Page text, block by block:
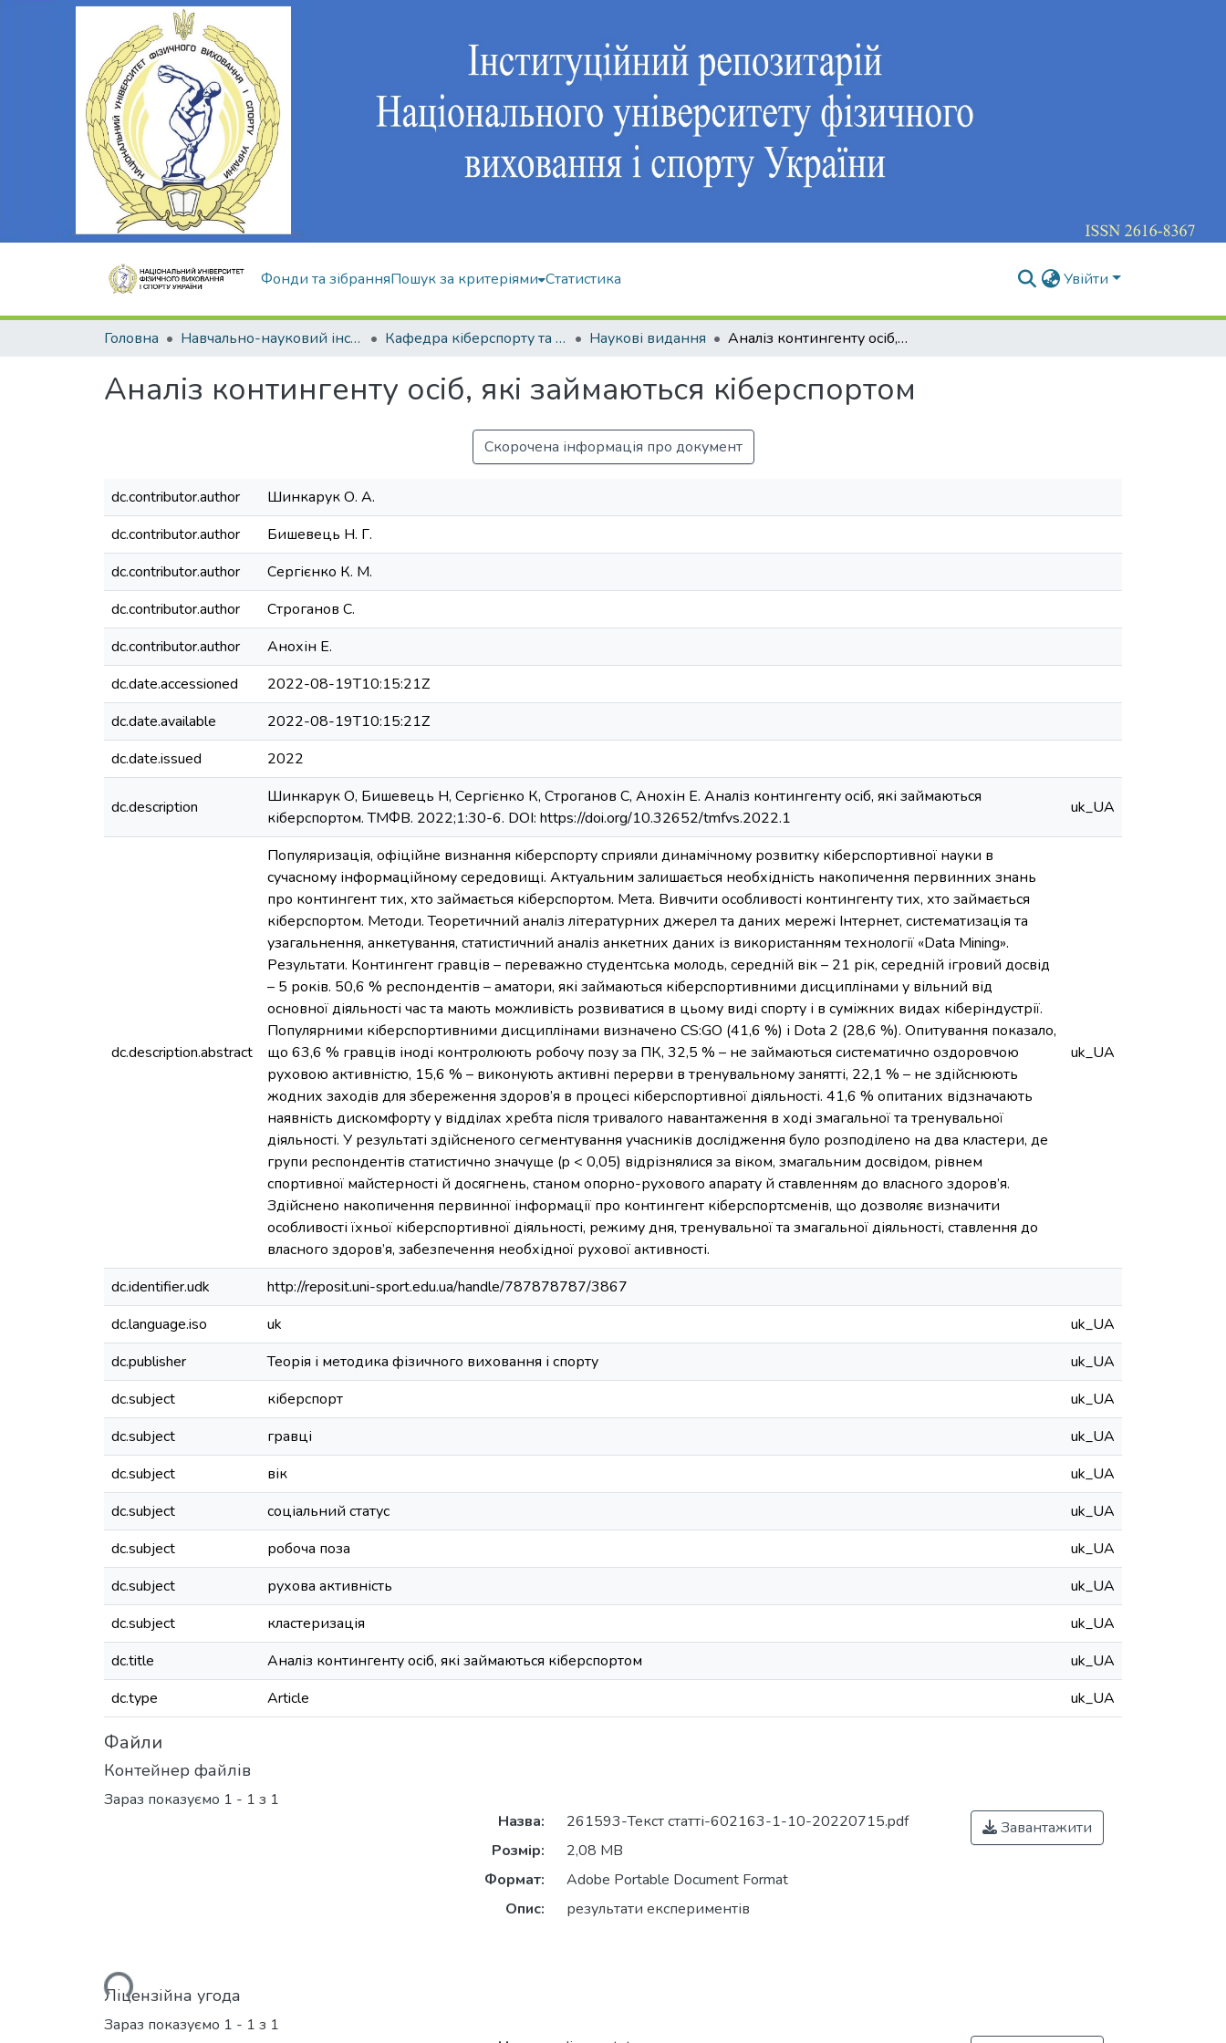
Фонди та зібранняПошук за критеріями Статистика Увійти
Головна Навчально-науковий інститут здоров'я, реабілітації та фізичного виховання Кафедра кіберспорту та інформаційних технологій Наукові видання Аналіз контингенту осіб, які займаються кіберспортом
Аналіз контингенту осіб, які займаються кіберспортом
Скорочена інформація про документ
dc.contributor.author
Шинкарук О. А.
dc.contributor.author
Бишевець Н. Г.
dc.contributor.author
Сергієнко К. М.
dc.contributor.author
Строганов С.
dc.contributor.author
Анохін Е.
dc.date.accessioned
2022-08-19T10:15:21Z
dc.date.available
2022-08-19T10:15:21Z
dc.date.issued
2022
dc.description
Шинкарук О, Бишевець Н, Cергієнко К, Строганов С, Анохін Е. Аналіз контингенту осіб, які займаються
кіберспортом. ТМФВ. 2022;1:30-6. DOI: https://doi.org/10.32652/tmfvs.2022.1
uk_UA
dc.description.abstract
Популяризація, офіційне визнання кіберспорту сприяли динамічному розвитку кіберспортивної науки в
сучасному інформаційному середовищі. Актуальним залишається необхідність накопичення первинних знань
про контингент тих, хто займається кіберспортом. Мета. Вивчити особливості контингенту тих, хто займається
кіберспортом. Методи. Теоретичний аналіз літературних джерел та даних мережі Інтернет, систематизація та
узагальнення, анкетування, статистичний аналіз анкетних даних із використанням технології «Data Mining».
Результати. Контингент гравців – переважно студентська молодь, середній вік – 21 рік, середній ігровий досвід
– 5 років. 50,6 % респондентів – аматори, які займаються кіберспортивними дисциплінами у вільний від
основної діяльності час та мають можливість розвиватися в цьому виді спорту і в суміжних видах кіберіндустрії.
Популярними кіберспортивними дисциплінами визначено CS:GO (41,6 %) і Dota 2 (28,6 %). Опитування показало,
що 63,6 % гравців іноді контролюють робочу позу за ПК, 32,5 % – не займаються систематично оздоровчою
руховою активністю, 15,6 % – виконують активні перерви в тренувальному занятті, 22,1 % – не здійснюють
жодних заходів для збереження здоров’я в процесі кіберспортивної діяльності. 41,6 % опитаних відзначають
наявність дискомфорту у відділах хребта після тривалого навантаження в ході змагальної та тренувальної
діяльності. У результаті здійсненого сегментування учасників дослідження було розподілено на два кластери, де
групи респондентів статистично значуще (p < 0,05) відрізнялися за віком, змагальним досвідом, рівнем
спортивної майстерності й досягнень, станом опорно-рухового апарату й ставленням до власного здоров’я.
Здійснено накопичення первинної інформації про контингент кіберспортсменів, що дозволяє визначити
особливості їхньої кіберспортивної діяльності, режиму дня, тренувальної та змагальної діяльності, ставлення до
власного здоров’я, забезпечення необхідної рухової активності.
uk_UA
dc.identifier.udk
http://reposit.uni-sport.edu.ua/handle/787878787/3867
dc.language.iso
uk
uk_UA
dc.publisher
Теорія і методика фізичного виховання і спорту
uk_UA
dc.subject
кіберспорт
uk_UA
dc.subject
гравці
uk_UA
dc.subject
вік
uk_UA
dc.subject
соціальний статус
uk_UA
dc.subject
робоча поза
uk_UA
dc.subject
рухова активність
uk_UA
dc.subject
кластеризація
uk_UA
dc.title
Аналіз контингенту осіб, які займаються кіберспортом
uk_UA
dc.type
Article uk_UA
Файли
Контейнер файлів
Зараз показуємо 1 - 1 з 1
Вантажиться...
Назва:
261593-Текст статті-602163-1-10-20220715.pdf
Розмір:
2,08 MB
Формат:
Adobe Portable Document Format
Опис:
результати експериментів
Завантажити
Ліцензійна угода
Зараз показуємо 1 - 1 з 1